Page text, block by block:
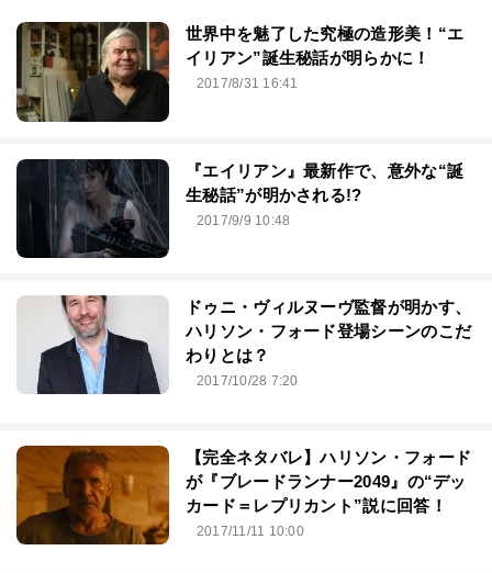
世界中を魅了した究極の造形美！“エ
イリアン”誕生秘話が明らかに！
2017/8/31 16:41
『エイリアン』最新作で、意外な“誕
生秘話”が明かされる!?
2017/9/9 10:48
ドゥニ・ヴィルヌーヴ監督が明かす、
ハリソン・フォード登場シーンのこだ
わりとは？
2017/10/28 7:20
【完全ネタバレ】ハリソン・フォード
が『ブレードランナー2049』の“デッ
カード＝レプリカント”説に回答！
2017/11/11 10:00